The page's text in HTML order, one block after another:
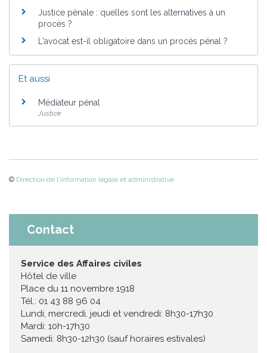
Justice pénale : quelles sont les alternatives à un
procès ?
L'avocat est-il obligatoire dans un procès pénal ?
Et aussi
Médiateur pénal
Justice
© Direction de l'information légale et administrative
Contact
Service des Affaires civiles
Hôtel de ville
Place du 11 novembre 1918
Tél.: 01 43 88 96 04
Lundi, mercredi, jeudi et vendredi: 8h30-17h30
Mardi: 10h-17h30
Samedi: 8h30-12h30 (sauf horaires estivales)